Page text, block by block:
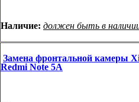
Наличие: должен быть в
Замена фронтальной камеры
Redmi Note 5A